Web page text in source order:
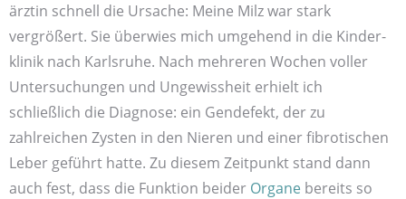
ärztin schnell die Ursache: Meine Milz war stark
vergrößert. Sie überwies mich umgehend in die Kinder­
klinik nach Karls­ruhe. Nach mehreren Wochen voller
Unter­suchungen und Ungewissheit erhielt ich
schließlich die Diagnose: ein Gen­defekt, der zu
zahlreichen Zysten in den Nieren und einer fibrotischen
Leber geführt hatte. Zu diesem Zeit­punkt stand dann
auch fest, dass die Funktion beider Organe bereits so